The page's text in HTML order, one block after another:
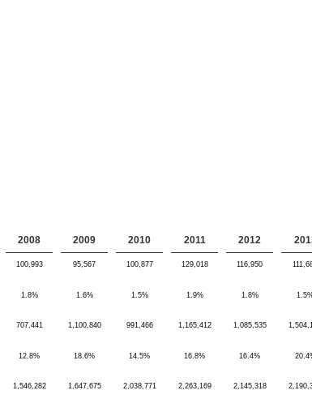
2008 2009 2010 2011 2012
100,993 95,567 100,877 129,018 116,950
1.8% 1.6% 1.5% 1.9% 1.8%
707,441 1,100,840 991,466 1,165,412 1,085,535
12.8% 18.6% 14.5% 16.8% 16.4%
1,546,282 1,647,675 2,038,771 2,263,169 2,145,318